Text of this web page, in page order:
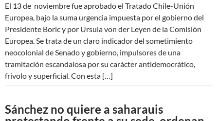
El 13 de noviembre fue aprobado el Tratado Chile-Unión
Europea, bajo la suma urgencia impuesta por el gobierno del
Presidente Boric y por Ursula von der Leyen de la Comisión
Europea. Se trata de un claro indicador del sometimiento
neocolonial de Senado y gobierno, impulsores de una
tramitación escandalosa por su carácter antidemocrático,
frívolo y superficial. Con esta […]
Sánchez no quiere a saharauis